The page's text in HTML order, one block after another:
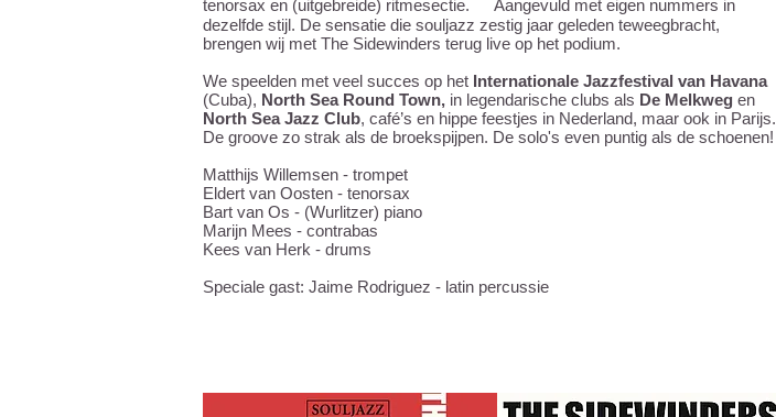
tenorsax en (uitgebreide) ritmesectie. Aangevuld met eigen nummers in
dezelfde stijl. De sensatie die souljazz zestig jaar geleden teweegbracht,
brengen wij met The Sidewinders terug live op het podium.
We speelden met veel succes op het Internationale Jazzfestival van Havana
(Cuba), North Sea Round Town, in legendarische clubs als De Melkweg en
North Sea Jazz Club, café’s en hippe feestjes in Nederland, maar ook in Parijs.
De groove zo strak als de broekspijpen. De solo's even puntig als de schoenen!
Matthijs Willemsen - trompet
Eldert van Oosten - tenorsax
Bart van Os - (Wurlitzer) piano
Marijn Mees - contrabas
Kees van Herk - drums
Speciale gast: Jaime Rodriguez - latin percussie